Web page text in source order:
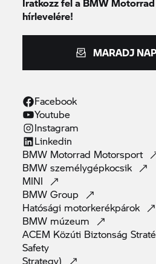
Iratkozz fel a BMW
hírlevelére!
MARADJ
Facebook
Youtube
Instagram
Linkedin
BMW Motorrad Motorsport
BMWszemélygépkocsik
MINI
BMWGroup
Hatósági motorkerékpárok
BMW múzeum
ACEM Közúti Biztonság
Safety
Strategy)